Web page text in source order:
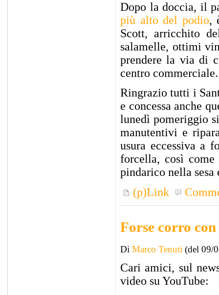
Dopo la doccia, il
più alto del podio,
Scott, arricchito
salamelle, ottimi
prendere la via di
centro
Ringrazio tutti i
e concessa anche
lunedì pomeriggio
manutentivi e
usura eccessiva a
forcella, così
pindarico nella sesa
(p)Link
Forse corro
Di Marco Tenuti (del 09/
Cari amici, sul
video su YouTube: